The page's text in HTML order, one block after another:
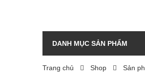
DANH MỤC SẢN PHẨM
Trang chủ Shop Sản